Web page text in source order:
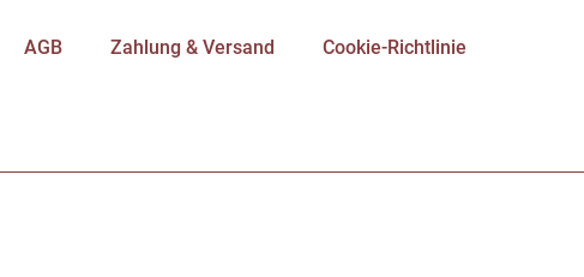
AGB Zahlung & Versand Cookie-Richtlinie